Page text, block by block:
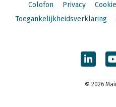
Colofon
Privacy
Toegankelijkheidsverklaring
© 2026